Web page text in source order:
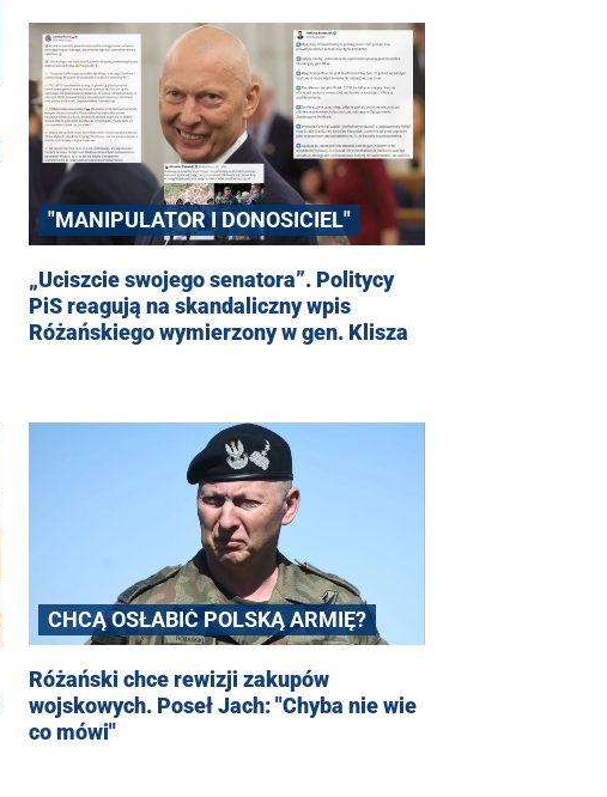
"MANIPULATOR I DONOSICIEL"
„Uciszcie swojego senatora”. Politycy
PiS reagują na skandaliczny wpis
Różańskiego wymierzony w gen. Klisza
CHCĄ OSŁABIĆ POLSKĄ ARMIĘ?
Różański chce rewizji zakupów
wojskowych. Poseł Jach: "Chyba nie wie
co mówi"